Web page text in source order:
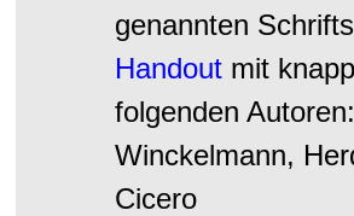
genannten
Handout mit
folgenden
Winckelmann,
Cicero